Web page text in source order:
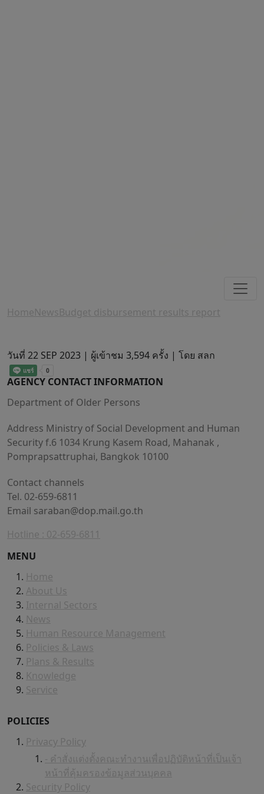
HomeNews Budget disbursement results report
วันที่ 22 SEP 2023 | ผู้เข้าชม 3,594 ครั้ง | โดย สลก
AGENCY CONTACT INFORMATION
Department of Older Persons
Address Ministry of Social Development and Human
Security f.6 1034 Krung Kasem Road, Mahanak ,
Pomprapsattruphai, Bangkok 10100
Contact channels
Tel. 02-659-6811
Email saraban@dop.mail.go.th
Hotline : 02-659-6811
MENU
Home
About Us
Internal Sectors
News
Human Resource Management
Policies & Laws
Plans & Results
Knowledge
Service
POLICIES
Privacy Policy
- คำสั่งแต่งตั้งคณะทำงานเพื่อปฏิบัติหน้าที่เป็นเจ้า
หน้าที่คุ้มครองข้อมูลส่วนบุคคล
Security Policy